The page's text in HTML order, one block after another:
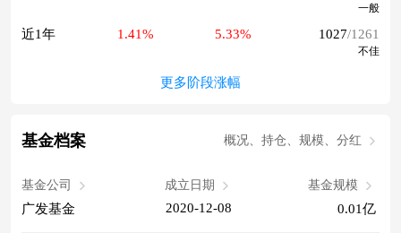
一般
近1年 1.41% 5.33% 1027/1261
不佳
更多阶段涨幅
基金档案 概况、持仓、规模、分红
基金公司
广发基金
成立日期
2020-12-08
基金规模
0.01亿